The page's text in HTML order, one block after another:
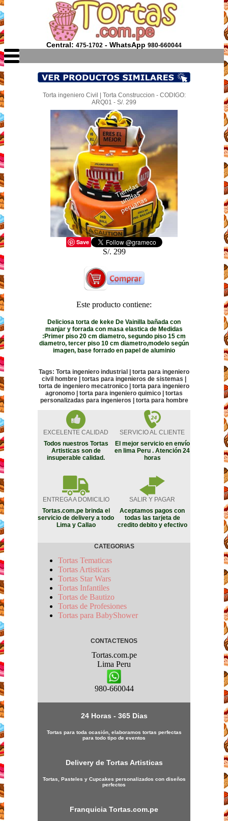
Central: 475-1702 - WhatsApp 980-660044
Torta ingeniero Civil | Torta Construccion - CODIGO:
ARQ01 - S/. 299
Save
S/. 299
Este producto contiene:
Deliciosa torta de keke De Vainilla bañada con
manjar y forrada con masa elastica de Medidas
:Primer piso 20 cm diametro, segundo piso 15 cm
diametro, tercer piso 10 cm diametro,modelo según
imagen, base forrado en papel de aluminio
Tags: Torta ingeniero industrial | torta para ingeniero
civil hombre | tortas para ingenieros de sistemas |
torta de ingeniero mecatronico | torta para ingeniero
agronomo | torta para ingeniero quimico | tortas
personalizadas para ingenieros | torta para hombre
EXCELENTE CALIDAD
SERVICIO AL CLIENTE
Todos nuestros Tortas
Artisticas son de
insuperable calidad.
El mejor servicio en envío
en lima Peru . Atención 24
horas
ENTREGA A DOMICILIO
SALIR Y PAGAR
Tortas.com.pe brinda el
servicio de delivery a todo
Lima y Callao
Aceptamos pagos con
todas las tarjeta de
credito debito y efectivo
CATEGORIAS
Tortas Tematicas
Tortas Artisticas
Tortas Star Wars
Tortas Infantiles
Tortas de Bautizo
Tortas de Profesiones
Tortas para BabyShower
CONTACTENOS
Tortas.com.pe
Lima Peru
980-660044
24 Horas - 365 Dias
Tortas para toda ocasión, elaboramos tortas perfectas
para todo tipo de eventos
Delivery de Tortas Artisticas
Tortas, Pasteles y Cupcakes personalizados con diseños
perfectos
Franquicia Tortas.com.pe